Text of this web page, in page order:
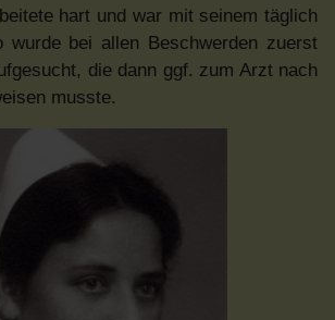
hart und war mit seinem täglich
wurde bei allen Beschwerden zuerst
die dann ggf. zum Arzt nach
musste.